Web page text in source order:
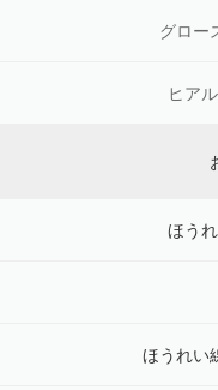
グロー
ヒア
ほう
ほうれい